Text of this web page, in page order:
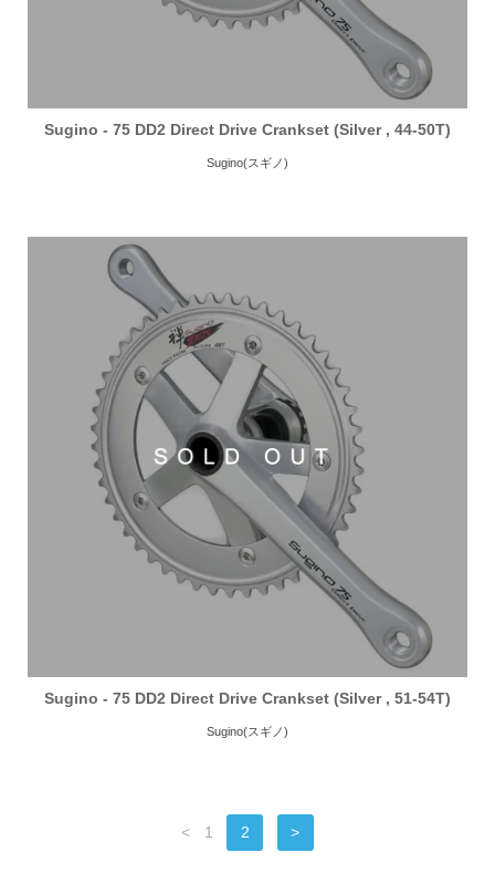
Sugino - 75 DD2 Direct Drive Crankset (Silver , 44-50T)
Sugino(スギノ)
Sugino - 75 DD2 Direct Drive Crankset (Silver , 51-54T)
Sugino(スギノ)
< 1 2 >